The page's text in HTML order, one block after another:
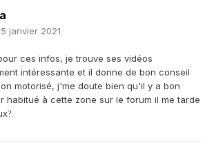
janvier 2021
ces infos, je trouve ses vidéos
intéressante et il donne de bon conseil
motorisé, j'me doute bien qu'il y a bon
habitué à cette zone sur le forum il me tarde
?